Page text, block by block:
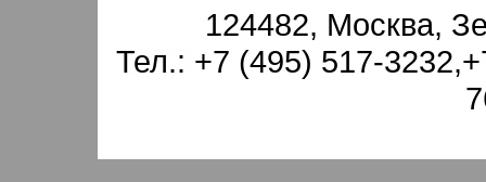
124482, Москва,
Тел.: +7 (495) 517-